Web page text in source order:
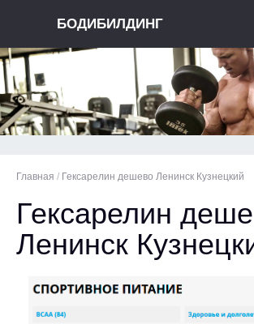
БОДИБИЛДИНГ
Главная / Гексарелин дешево Ленинск Кузнецкий
Гексарелин
Ленинск